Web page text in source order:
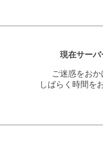
現在サーバ
ご迷惑をおか
しばらく時間を